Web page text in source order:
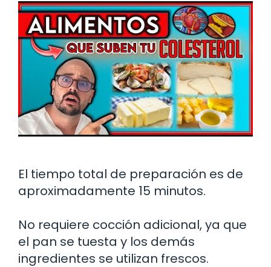
El tiempo total de preparación es de
aproximadamente 15 minutos.
No requiere cocción adicional, ya que
el pan se tuesta y los demás
ingredientes se utilizan frescos.